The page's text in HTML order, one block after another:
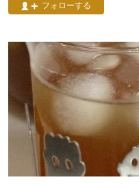
フォローする